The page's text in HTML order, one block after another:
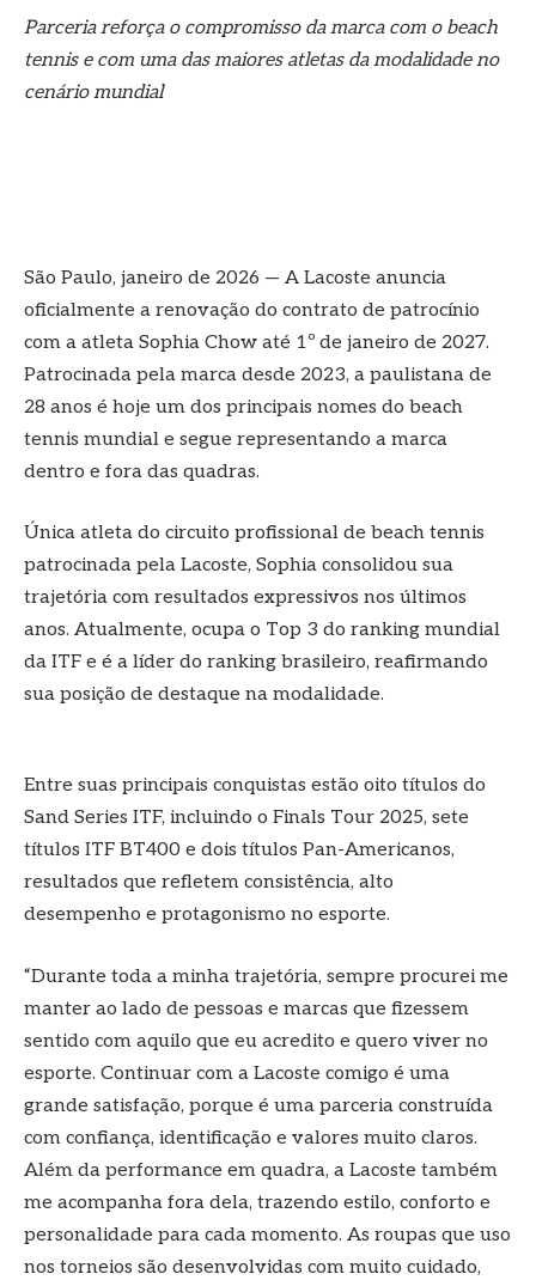
Parceria reforça o compromisso da marca com o beach
tennis e com uma das maiores atletas da modalidade no
cenário mundial
São Paulo, janeiro de 2026 — A Lacoste anuncia
oficialmente a renovação do contrato de patrocínio
com a atleta Sophia Chow até 1º de janeiro de 2027.
Patrocinada pela marca desde 2023, a paulistana de
28 anos é hoje um dos principais nomes do beach
tennis mundial e segue representando a marca
dentro e fora das quadras.
Única atleta do circuito profissional de beach tennis
patrocinada pela Lacoste, Sophia consolidou sua
trajetória com resultados expressivos nos últimos
anos. Atualmente, ocupa o Top 3 do ranking mundial
da ITF e é a líder do ranking brasileiro, reafirmando
sua posição de destaque na modalidade.
Entre suas principais conquistas estão oito títulos do
Sand Series ITF, incluindo o Finals Tour 2025, sete
títulos ITF BT400 e dois títulos Pan-Americanos,
resultados que refletem consistência, alto
desempenho e protagonismo no esporte.
“Durante toda a minha trajetória, sempre procurei me
manter ao lado de pessoas e marcas que fizessem
sentido com aquilo que eu acredito e quero viver no
esporte. Continuar com a Lacoste comigo é uma
grande satisfação, porque é uma parceria construída
com confiança, identificação e valores muito claros.
Além da performance em quadra, a Lacoste também
me acompanha fora dela, trazendo estilo, conforto e
personalidade para cada momento. As roupas que uso
nos torneios são desenvolvidas com muito cuidado,